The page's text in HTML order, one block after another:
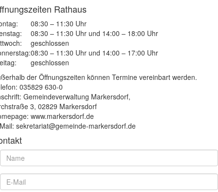
Rathaus
08:30 – 11:30 Uhr
08:30 – 11:30 Uhr und 14:00 – 18:00 Uhr
geschlossen
08:30 – 11:30 Uhr und 14:00 – 17:00 Uhr
geschlossen
der Öffnungszeiten können Termine vereinbart werden.
035829 630-0
Gemeindeverwaltung Markersdorf,
3, 02829 Markersdorf
www.markersdorf.de
sekretariat@gemeinde-markersdorf.de